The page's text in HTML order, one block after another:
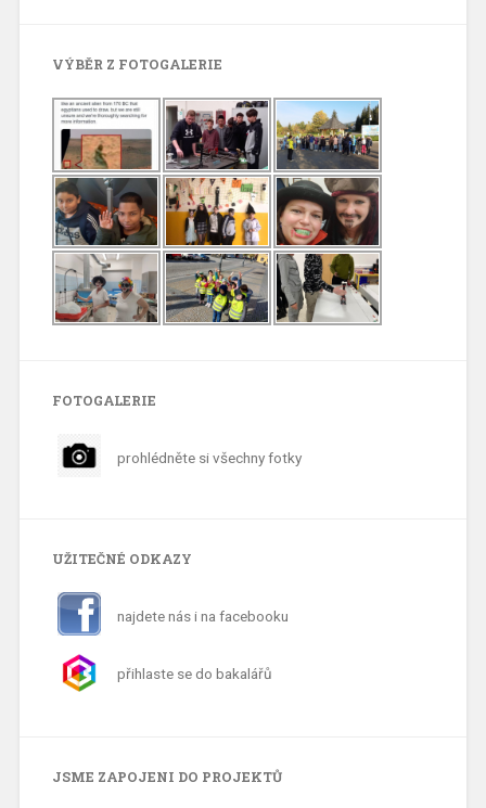
VÝBĚR Z FOTOGALERIE
FOTOGALERIE
prohlédněte si všechny fotky
UŽITEČNÉ ODKAZY
najdete nás i na facebooku
přihlaste se do bakalářů
JSME ZAPOJENI DO PROJEKTŮ